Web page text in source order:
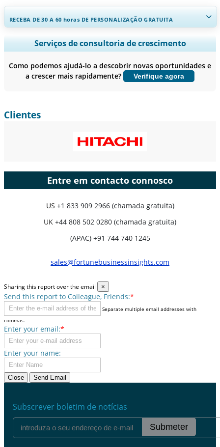
RECEBA DE 30 A 60 horas DE PERSONALIZAÇÃO GRATUITA
Ampliar a cobertura regional e por país, Análise de segmentos,
Perfis de empresas, Benchmarking competitivo, e insights sobre o
Personalizar agora
Serviços de consultoria de crescimento
Como podemos ajudá-lo a descobrir novas oportunidades e
a crescer mais rapidamente?
Verifique agora
Clientes
Entre em contacto connosco
US +1 833 909 2966 (chamada gratuita)
UK +44 808 502 0280 (chamada gratuita)
(APAC) +91 744 740 1245
sales@fortunebusinessinsights.com
Sharing this report over the email ×
Send this report to Colleague, Friends:*
Separate multiple email addresses with
commas.
Enter your email:*
Enter your name:
Close Send Email
Subscrever boletim de notícias
Submeter